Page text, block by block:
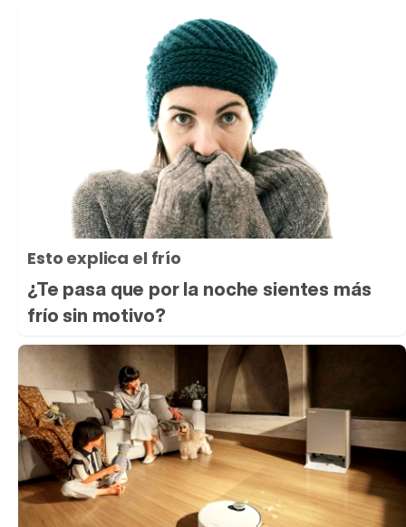
Esto explica el frío
¿Te pasa que por la noche sientes más
frío sin motivo?